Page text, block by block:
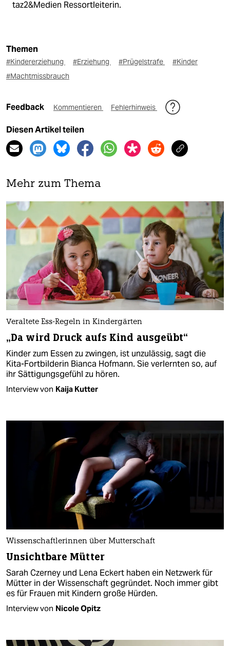
taz2&Medien Ressortleiterin.
Themen
#Kindererziehung #Erziehung #Prügelstrafe
#Kinder
#Machtmissbrauch
Feedback Kommentieren Fehlerhinweis
Diesen Artikel teilen
Mehr zum Thema
Veraltete Ess-Regeln in Kindergärten
„Da wird Druck aufs Kind ausgeübt“
Kinder zum Essen zu zwingen, ist unzulässig, sagt die
Kita-Fortbilderin Bianca Hofmann. Sie verlernten so, auf
ihr Sättigungsgefühl zu hören.
Interview von Kaija Kutter
Wissenschaftlerinnen über Mutterschaft
Unsichtbare Mütter
Sarah Czerney und Lena Eckert haben ein Netzwerk für
Mütter in der Wissenschaft gegründet. Noch immer gibt
es für Frauen mit Kindern große Hürden.
Interview von Nicole Opitz